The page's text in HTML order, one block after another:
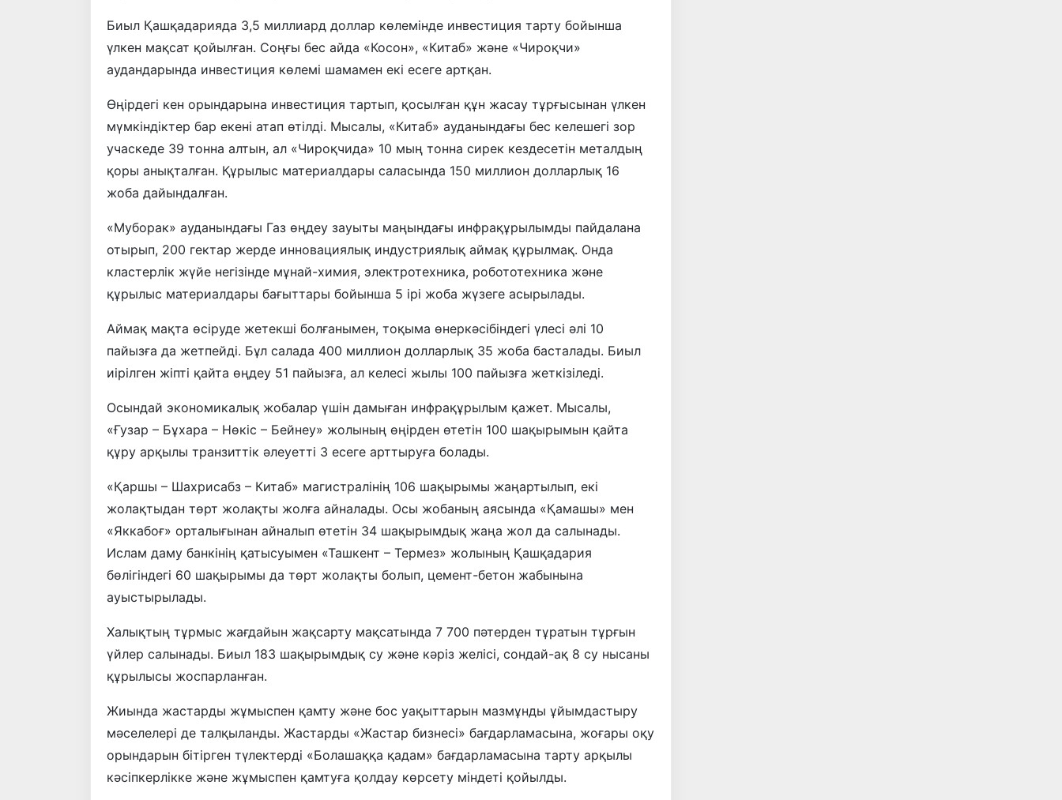
Биыл Қашқадарияда 3,5 миллиард доллар көлемінде инвестиция тарту бойынша
үлкен мақсат қойылған. Соңғы бес айда «Косон», «Китаб» және «Чироқчи»
аудандарында инвестиция көлемі шамамен екі есеге артқан.
Өңірдегі кен орындарына инвестиция тартып, қосылған құн жасау тұрғысынан үлкен
мүмкіндіктер бар екені атап өтілді. Мысалы, «Китаб» ауданындағы бес келешегі зор
учаскеде 39 тонна алтын, ал «Чироқчида» 10 мың тонна сирек кездесетін металдың
қоры анықталған. Құрылыс материалдары саласында 150 миллион долларлық 16
жоба дайындалған.
«Муборак» ауданындағы Газ өңдеу зауыты маңындағы инфрақұрылымды пайдалана
отырып, 200 гектар жерде инновациялық индустриялық аймақ құрылмақ. Онда
кластерлік жүйе негізінде мұнай-химия, электротехника, робототехника және
құрылыс материалдары бағыттары бойынша 5 ірі жоба жүзеге асырылады.
Аймақ мақта өсіруде жетекші болғанымен, тоқыма өнеркәсібіндегі үлесі әлі 10
пайызға да жетпейді. Бұл салада 400 миллион долларлық 35 жоба басталады. Биыл
иірілген жіпті қайта өңдеу 51 пайызға, ал келесі жылы 100 пайызға жеткізіледі.
Осындай экономикалық жобалар үшін дамыған инфрақұрылым қажет. Мысалы,
«Ғузар – Бұхара – Нөкіс – Бейнеу» жолының өңірден өтетін 100 шақырымын қайта
құру арқылы транзиттік әлеуетті 3 есеге арттыруға болады.
«Қаршы – Шахрисабз – Китаб» магистралінің 106 шақырымы жаңартылып, екі
жолақтыдан төрт жолақты жолға айналады. Осы жобаның аясында «Қамашы» мен
«Яккабоғ» орталығынан айналып өтетін 34 шақырымдық жаңа жол да салынады.
Ислам даму банкінің қатысуымен «Ташкент – Термез» жолының Қашқадария
бөлігіндегі 60 шақырымы да төрт жолақты болып, цемент-бетон жабынына
ауыстырылады.
Халықтың тұрмыс жағдайын жақсарту мақсатында 7 700 пәтерден тұратын тұрғын
үйлер салынады. Биыл 183 шақырымдық су және кәріз желісі, сондай-ақ 8 су нысаны
құрылысы жоспарланған.
Жиында жастарды жұмыспен қамту және бос уақыттарын мазмұнды ұйымдастыру
мәселелері де талқыланды. Жастарды «Жастар бизнесі» бағдарламасына, жоғары оқу
орындарын бітірген түлектерді «Болашаққа қадам» бағдарламасына тарту арқылы
кәсіпкерлікке және жұмыспен қамтуға қолдау көрсету міндеті қойылды.